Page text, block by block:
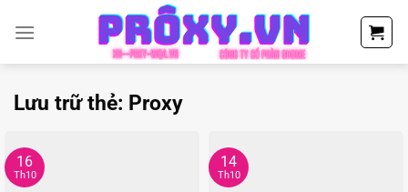
đến
Lưu trữ thẻ: Proxy
16
Th10
14
Th10